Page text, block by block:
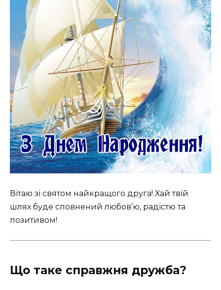
Вітаю зі святом найкращого друга! Хай твій
шлях буде сповнений любов’ю, радістю та
позитивом!
Що таке справжня дружба?